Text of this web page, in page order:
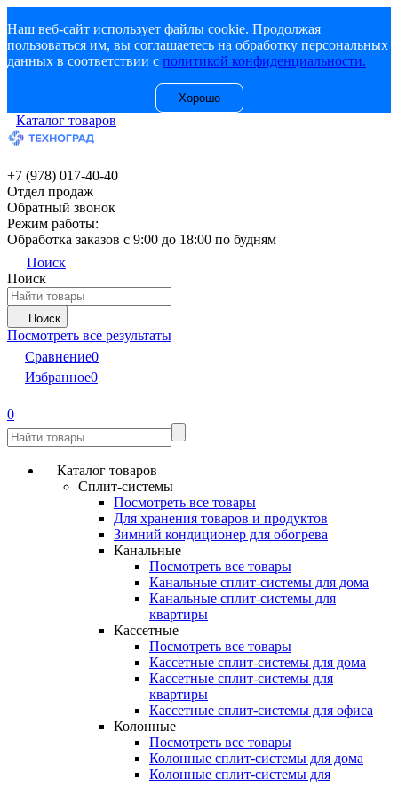
Наш веб-сайт использует файлы cookie. Продолжая
пользоваться им, вы соглашаетесь на обработку персональных
данных в соответствии с политикой конфиденциальности.
Хорошо
Каталог товаров
+7 (978) 017-40-40
Отдел продаж
Обратный звонок
Режим работы:
Обработка заказов с 9:00 до 18:00 по будням
Поиск
Поиск
Поиск
Посмотреть все результаты
Сравнение0
Избранное0
0
Каталог товаров
Сплит-системы
Посмотреть все товары
Для хранения товаров и продуктов
Зимний кондиционер для обогрева
Канальные
Посмотреть все товары
Канальные сплит-системы для дома
Канальные сплит-системы для
квартиры
Кассетные
Посмотреть все товары
Кассетные сплит-системы для дома
Кассетные сплит-системы для
квартиры
Кассетные сплит-системы для офиса
Колонные
Посмотреть все товары
Колонные сплит-системы для дома
Колонные сплит-системы для